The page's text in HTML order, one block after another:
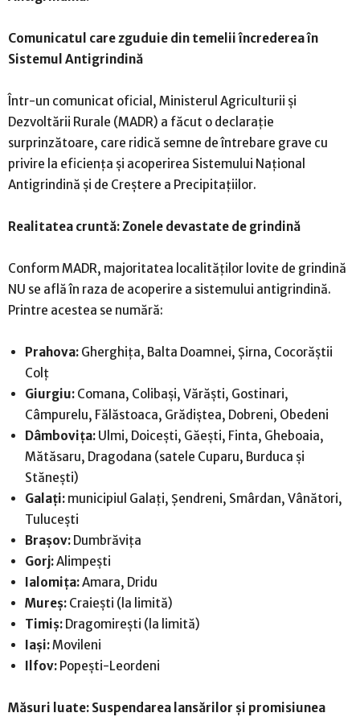
Comunicatul care zguduie din temelii încrederea în
Sistemul Antigrindină
Într-un comunicat oficial, Ministerul Agriculturii și
Dezvoltării Rurale (MADR) a făcut o declarație
surprinzătoare, care ridică semne de întrebare grave cu
privire la eficiența și acoperirea Sistemului Național
Antigrindină și de Creștere a Precipitațiilor.
Realitatea cruntă: Zonele devastate de grindină
Conform MADR, majoritatea localităților lovite de grindină
NU se află în raza de acoperire a sistemului antigrindină.
Printre acestea se numără:
Prahova: Gherghița, Balta Doamnei, Șirna, Cocorăștii
Colț
Giurgiu: Comana, Colibași, Vărăști, Gostinari,
Câmpurelu, Fălăstoaca, Grădiștea, Dobreni, Obedeni
Dâmbovița: Ulmi, Doicești, Găești, Finta, Gheboaia,
Mătăsaru, Dragodana (satele Cuparu, Burduca și
Stănești)
Galați: municipiul Galați, Șendreni, Smârdan, Vânători,
Tulucești
Brașov: Dumbrăvița
Gorj:Alimpești
Ialomița:Amara, Dridu
Mureș: Craiești (la limită)
Timiș: Dragomirești (la limită)
Iași:Movileni
Ilfov: Popești-Leordeni
Măsuri luate: Suspendarea lansărilor și promisiunea